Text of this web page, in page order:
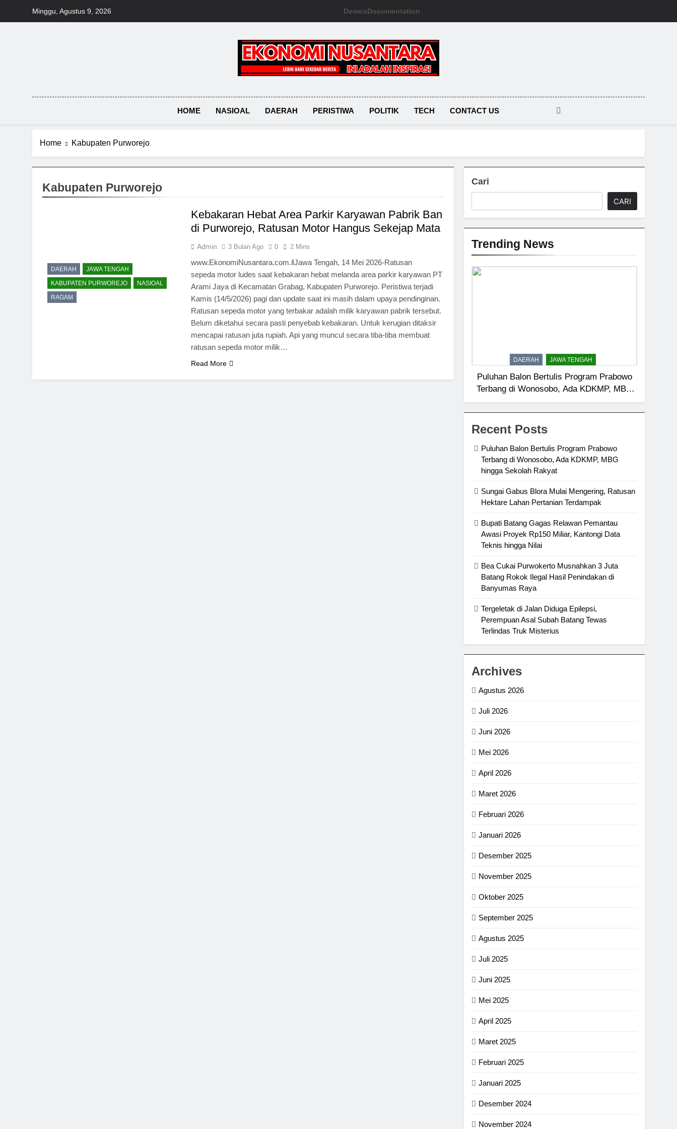
Minggu, Agustus 9, 2026 DemosDocumentation
Ekonomi Nusantara
HOME NASIOAL DAERAH PERISTIWA POLITIK TECH CONTACT US
Home Kabupaten Purworejo
Kabupaten Purworejo
DAERAH
JAWA TENGAH
KABUPATEN PURWOREJO
NASIOAL
RAGAM
Kebakaran Hebat Area Parkir Karyawan Pabrik Ban
di Purworejo, Ratusan Motor Hangus Sekejap Mata
Admin 3 Bulan Ago 0 2 Mins
www.EkonomiNusantara.com.ǁJawa Tengah, 14 Mei 2026-Ratusan
sepeda motor ludes saat kebakaran hebat melanda area parkir karyawan PT
Arami Jaya di Kecamatan Grabag, Kabupaten Purworejo. Peristiwa terjadi
Kamis (14/5/2026) pagi dan update saat ini masih dalam upaya pendinginan.
Ratusan sepeda motor yang terbakar adalah milik karyawan pabrik tersebut.
Belum diketahui secara pasti penyebab kebakaran. Untuk kerugian ditaksir
mencapai ratusan juta rupiah. Api yang muncul secara tiba-tiba membuat
ratusan sepeda motor milik…
Read More
Cari
CARI
Trending News
DAERAH JAWA TENGAH
Puluhan Balon Bertulis Program Prabowo
Terbang di Wonosobo, Ada KDKMP, MBG
hingga Sekolah Rakyat
Recent Posts
Puluhan Balon Bertulis Program Prabowo
Terbang di Wonosobo, Ada KDKMP, MBG
hingga Sekolah Rakyat
Sungai Gabus Blora Mulai Mengering, Ratusan
Hektare Lahan Pertanian Terdampak
Bupati Batang Gagas Relawan Pemantau
Awasi Proyek Rp150 Miliar, Kantongi Data
Teknis hingga Nilai
Bea Cukai Purwokerto Musnahkan 3 Juta
Batang Rokok Ilegal Hasil Penindakan di
Banyumas Raya
Tergeletak di Jalan Diduga Epilepsi,
Perempuan Asal Subah Batang Tewas
Terlindas Truk Misterius
Archives
Agustus 2026
Juli 2026
Juni 2026
Mei 2026
April 2026
Maret 2026
Februari 2026
Januari 2026
Desember 2025
November 2025
Oktober 2025
September 2025
Agustus 2025
Juli 2025
Juni 2025
Mei 2025
April 2025
Maret 2025
Februari 2025
Januari 2025
Desember 2024
November 2024